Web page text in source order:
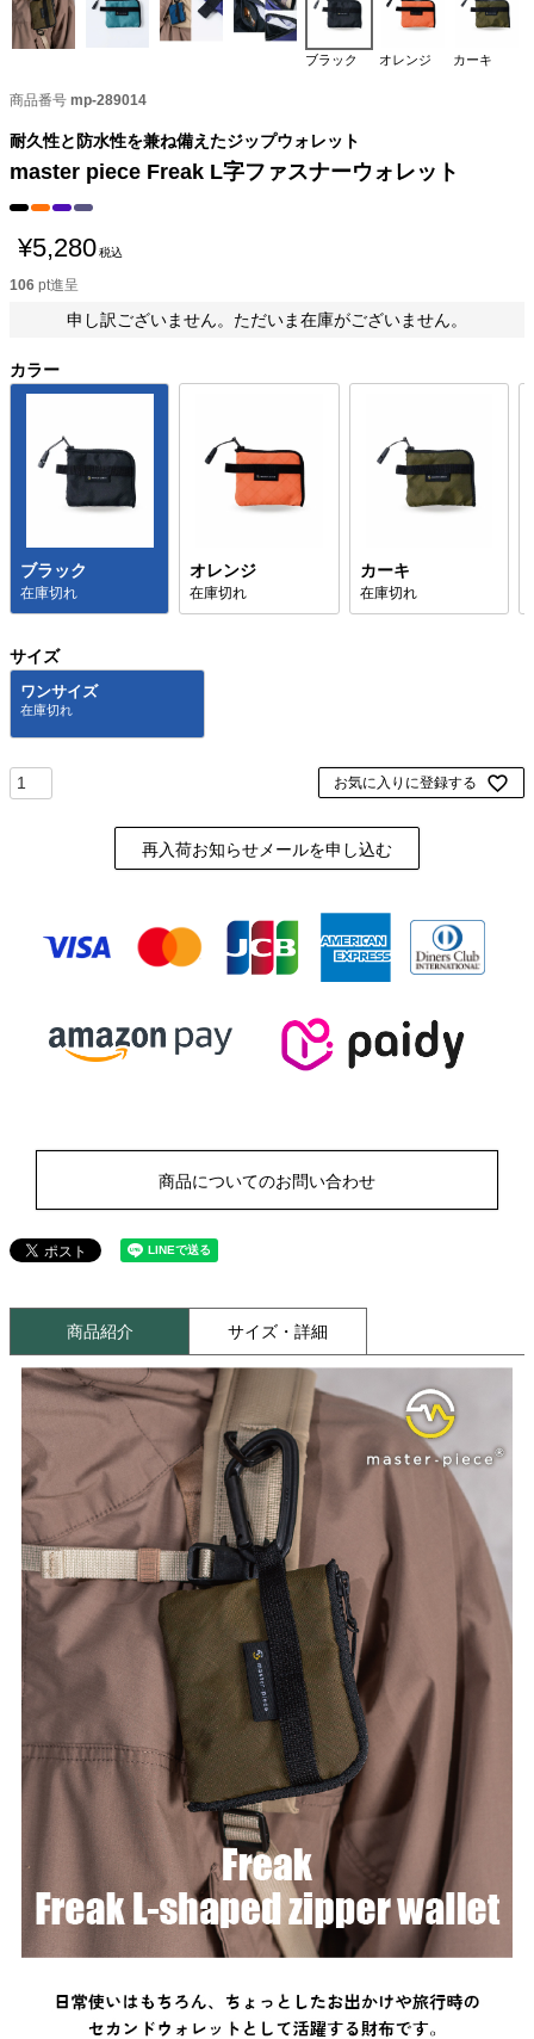
ブラック オレンジ カーキ
商品番号 mp-289014
耐久性と防水性を兼ね備えたジップウォレット
master piece Freak L字ファスナーウォレット
¥5,280税込
106 pt進呈
申し訳ございません。ただいま在庫がございません。
カラー
ブラック
在庫切れ
オレンジ
在庫切れ
カーキ
在庫切れ
サイズ
ワンサイズ
お気に入りに登録する
再入荷お知らせメールを申し込む
商品についてのお問い合わせ
商品紹介 サイズ・詳細